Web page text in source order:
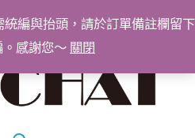
統編與抬頭，請於訂單備註欄留下
感謝您～ 關閉
要